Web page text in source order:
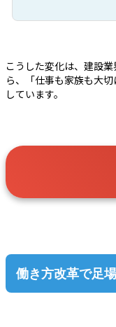
こうした変化は、建設
ら、「仕事も家族も大
しています。
働き方改革で足